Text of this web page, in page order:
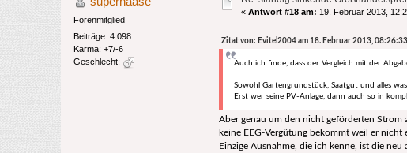
Forenmitglied
Beiträge: 4.098
Karma: +7/-6
Geschlecht:
«Antwort #18 am: 19. Februar 2013,
Zitat von: Evitel2004 am 18. Februar 2013, 08:26:33
Auch ich finde, dass der Vergleich mit der
Sowohl Gartengrundstück, Saatgut und alles
Erst wer seine PV-Anlage, dann auch so in
Aber genau um den nicht geförderten Strom
keine EEG-Vergütung bekommt weil er nicht
Einzige Ausnahme, die ich kenne, ist die